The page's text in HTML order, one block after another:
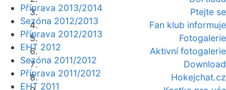
Ptejte se
Fan klub informuje
Fotogalerie
Aktivní fotogalerie
Download
Hokejchat.cz
Příprava 2013/2014
Sezóna 2012/2013
Příprava 2012/2013
EHT 2012
Sezóna 2011/2012
Příprava 2011/2012
EHT 2011